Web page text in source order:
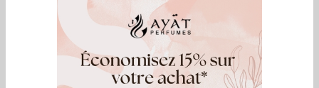
2 pour 25€ 2 pour 25€